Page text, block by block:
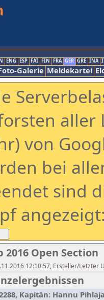
ENG ESP FAI FIN FRA GER GRE INA
Galerie Meldekartei
aller
von
bei
sind
2016 Open Section
12:10:57, Ersteller/Letzter
Kapitän: Hannu